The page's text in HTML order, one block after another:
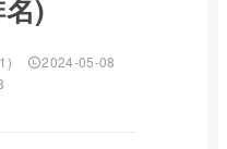
)
2024-05-08